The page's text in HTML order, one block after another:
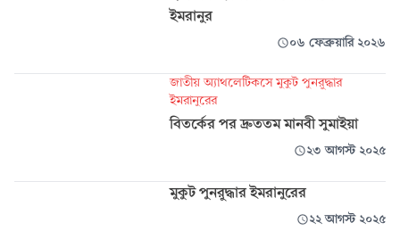
ইমরানুর
০৬ ফেব্রুয়ারি ২০২৬
জাতীয় অ্যাথলেটিকসে মুকুট পুনরুদ্ধার
ইমরানুরের
বিতর্কের পর দ্রুততম মানবী সুমাইয়া
২৩ আগস্ট ২০২৫
মুকুট পুনরুদ্ধার ইমরানুরের
২২ আগস্ট ২০২৫